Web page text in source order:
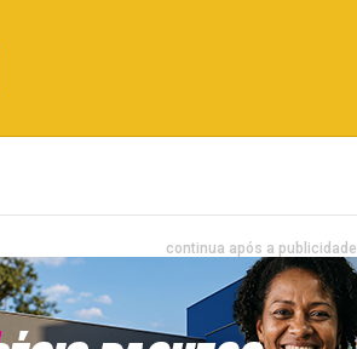
continua após a publicidade